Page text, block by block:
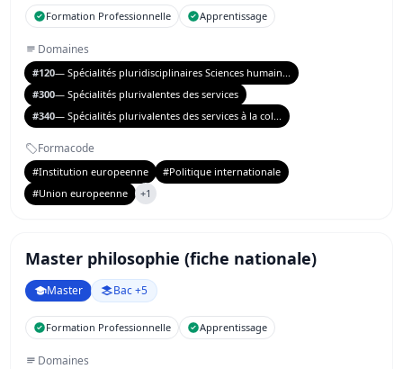
Formation Professionnelle Apprentissage
Domaines
#120— Spécialités pluridisciplinaires Sciences humain...
#300— Spécialités plurivalentes des services
#340— Spécialités plurivalentes des services à la col...
Formacode
#Institution europeenne
#Politique internationale
#Union europeenne
+1
Master philosophie (fiche nationale)
Master Bac +5
Formation Professionnelle Apprentissage
Domaines